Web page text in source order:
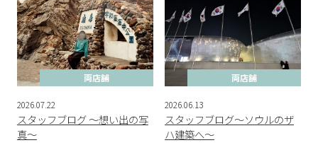
両店舗
2026.07.22
スタッフブログ ～想い出の写
真～
両店舗
2026.06.13
スタッフブログ～ソウルのザ
ハ建築へ～